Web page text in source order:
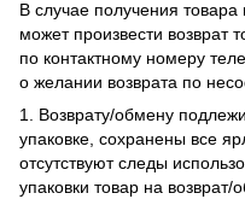
В случае получения
может произвести возврат
по контактному номеру
о желании возврата по
1. Возврату/обмену
упаковке, сохранены все
отсутствуют следы
упаковки товар на